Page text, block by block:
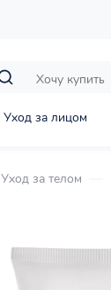
Уход за лицом
Уход за телом